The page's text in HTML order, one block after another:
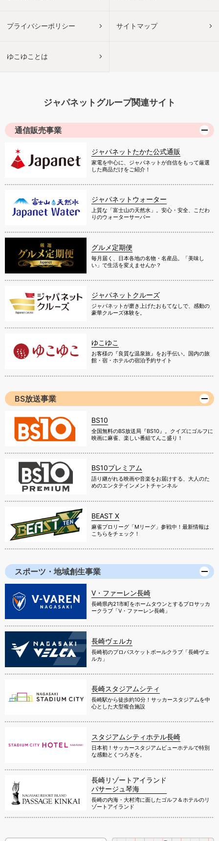
プライバシーポリシー サイトマップ
ゆこゆことは
ジャパネットグループ関連サイト
通信販売事業
ジャパネットたかた公式通販
家電を中心に、ジャパネットが自信をもって厳選
した商品だけをご紹介！
ジャパネットウォーター
上質な「富士山の天然水」。安心・安全、こだわ
りのウォーターサーバー
グルメ定期便
毎月届く、日本各地の名物・名産品。「美味し
い」で生活を変えませんか？
ジャパネットクルーズ
ジャパネットが磨き上げたおもてなしで、感動の
豪華クルーズ体験を。
ゆこゆこ
お客様の『良質な温泉旅』をお手伝い。国内の旅
館・宿・ホテルの宿泊予約サイト
BS放送事業
BS10
全国無料のBS放送局『BS10』。クイズにゴルフに
映画に麻雀、楽しい番組てんこ盛り！
BS10プレミアム
語り継がれる映画や音楽をお届けする、大人のた
めのエンタテインメントチャンネル
BEAST X
麻雀プロリーグ「Mリーグ」参戦中！最新情報は
こちらをチェック！
スポーツ・地域創生事業
V・ファーレン長崎
長崎県内21市町をホームタウンとするプロサッカ
ークラブ「V・ファーレン長崎」
長崎ヴェルカ
長崎初のプロバスケットボールクラブ「長崎ヴェ
ルカ」
長崎スタジアムシティ
長崎駅から徒歩約10分！サッカースタジアムを中
心とした大型複合施設
スタジアムシティホテル長崎
日本初！サッカースタジアムビューホテルで特別
な感動とくつろぎを。
長崎リゾートアイランド
パサージュ琴海
長崎の内海・大村湾に面したゴルフ＆ホテルのリ
ゾートアイランド